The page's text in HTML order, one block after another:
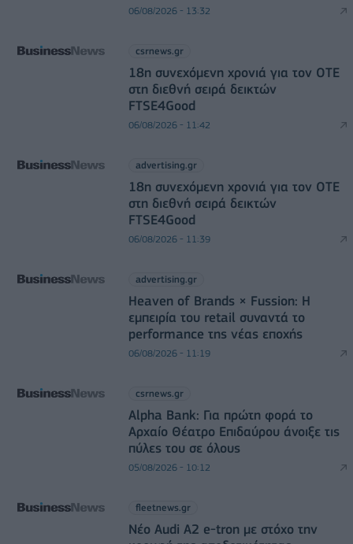
06/08/2026 - 13:32
csrnews.gr
18η συνεχόμενη χρονιά για τον ΟΤΕ
στη διεθνή σειρά δεικτών
FTSE4Good
06/08/2026 - 11:42
advertising.gr
18η συνεχόμενη χρονιά για τον ΟΤΕ
στη διεθνή σειρά δεικτών
FTSE4Good
06/08/2026 - 11:39
advertising.gr
Heaven of Brands × Fussion: Η
εμπειρία του retail συναντά το
performance της νέας εποχής
06/08/2026 - 11:19
csrnews.gr
Alpha Bank: Για πρώτη φορά το
Αρχαίο Θέατρο Επιδαύρου άνοιξε τις
πύλες του σε όλους
05/08/2026 - 10:12
fleetnews.gr
Νέο Audi A2 e-tron με στόχο την